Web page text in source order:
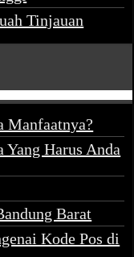
Tinjauan
Manfaatnya?
Harus Anda
Barat
Kode Pos di